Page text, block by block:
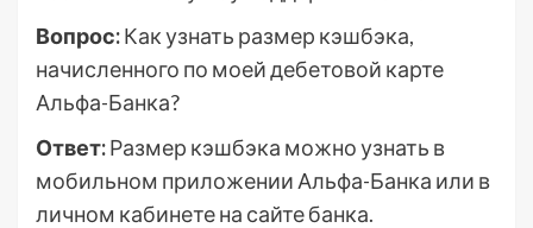
Вопрос:Как узнать размер кэшбэка,
начисленного по моей дебетовой карте
Альфа-Банка?
Ответ:Размер кэшбэка можно узнать в
мобильном приложении Альфа-Банка или в
личном кабинете на сайте банка.